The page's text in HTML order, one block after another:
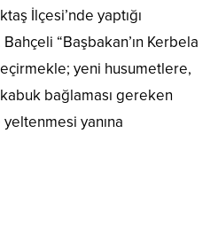
İlçesi’nde yaptığı
“Başbakan’ın Kerbela
yeni husumetlere,
bağlaması gereken
yanına